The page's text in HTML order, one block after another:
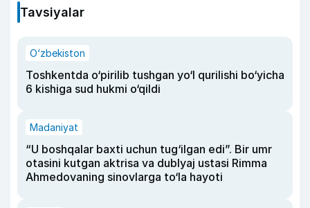
Tavsiyalar
O‘zbekiston
Toshkentda o‘pirilib tushgan yo‘l qurilishi bo‘yicha
6 kishiga sud hukmi o‘qildi
Madaniyat
“U boshqalar baxti uchun tug‘ilgan edi”. Bir umr
otasini kutgan aktrisa va dublyaj ustasi Rimma
Ahmedovaning sinovlarga to‘la hayoti